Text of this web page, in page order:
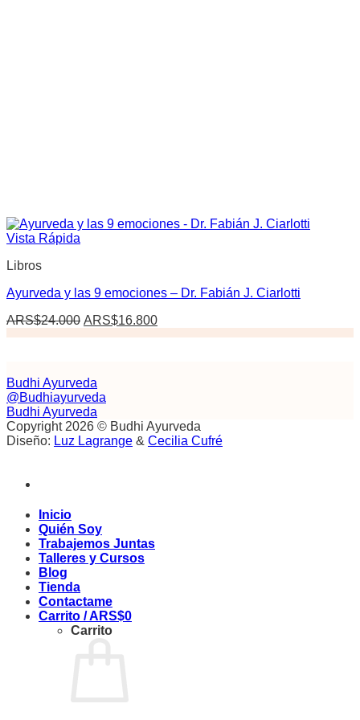
Vista Rápida
Libros
Ayurveda y las 9 emociones – Dr. Fabián J. Ciarlotti
ARS$24.000 El
ARS$24.000.
ARS$16.800El
Budhi Ayurveda
@Budhiayurveda
Budhi Ayurveda
Copyright 2026 © Budhi Ayurveda
Diseño: Luz Lagrange & Cecilia Cufré
Inicio
Quién Soy
Trabajemos Juntas
Talleres y Cursos
Blog
Tienda
Contactame
Carrito /ARS$0
Carrito